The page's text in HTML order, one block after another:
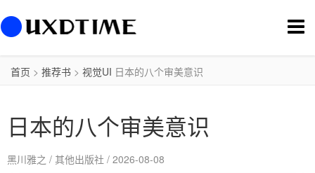
切
换
首页 > 推荐书 > 视觉UI 日本的八个审美意识
日本的八个审美意识
黑川雅之 / 其他出版社 / 2026-08-08